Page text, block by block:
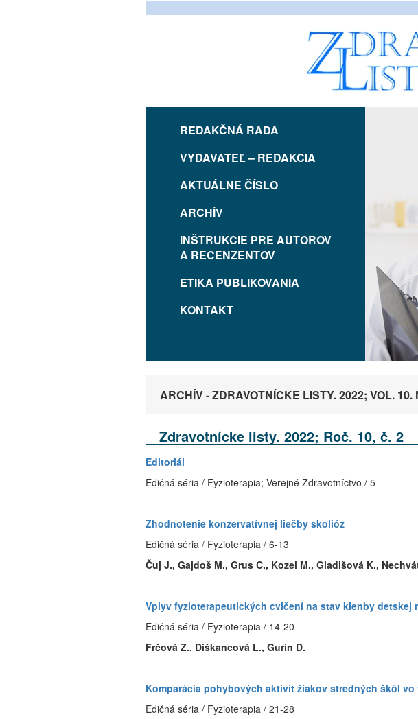
REDAKČNÁ RADA
VYDAVATEĽ – REDAKCIA
AKTUÁLNE ČÍSLO
ARCHÍV
INŠTRUKCIE PRE AUTOROV
A RECENZENTOV
ETIKA PUBLIKOVANIA
KONTAKT
ARCHÍV - ZDRAVOTNÍCKE LISTY. 2022; VOL. 10.
Zdravotnícke listy. 2022; Roč. 10, č. 2
Editoriál
Edičná séria / Fyzioterapia; Verejné Zdravotníctvo / 5
Zhodnotenie konzervatívnej liečby skolióz
Edičná séria / Fyzioterapia / 6-13
Čuj J., Gajdoš M., Grus C., Kozel M., Gladišová K.,
Vplyv fyzioterapeutických cvičení na stav klenby detskej
Edičná séria / Fyzioterapia / 14-20
Frčová Z., Diškancová L., Gurín D.
Komparácia pohybových aktivít žiakov stredných škôl
Edičná séria / Fyzioterapia / 21-28